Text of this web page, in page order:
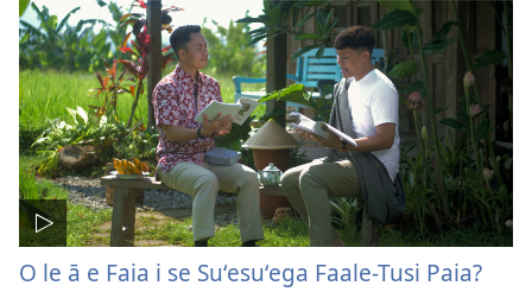
O le ā e Faia i se Suʻesuʻega Faale-Tusi Paia?